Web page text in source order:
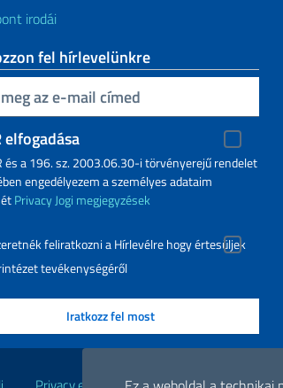
irodái
fel hírlevelünkre
elfogadása
és a 196. sz. 2003.06.30-i törvényerejű rendelet
engedélyezem a személyes adataim
PrivacyJogi megjegyzések
feliratkozni a Hírlevélre hogy értesüljek
tevékenységéről
linkek